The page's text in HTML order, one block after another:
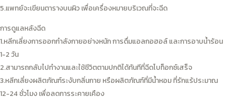
5.แพทย์จะเขียนตารางบนผิว เพื่อเครื่องหมายบริเวณที่จะฉีด
การดูแลหลังฉีด
1.หลีกเลี่ยงการออกกำลังกายอย่างหนัก การดื่มแอลกอฮอล์ และการอาบน้ำร้อน
1-2 วัน
2.สามารถกลับไปทำงานและใช้ชีวิตตามปกติได้ทันทีที่ฉีดโบท็อกซ์เสร็จ
3.หลีกเลี่ยงผลิตภัณฑ์ระงับกลิ่นกาย หรือผลิตภัณฑ์ที่มีน้ำหอม ที่รักแร้ประมาณ
12-24 ชั่วโมง เพื่อลดการระคายเคือง